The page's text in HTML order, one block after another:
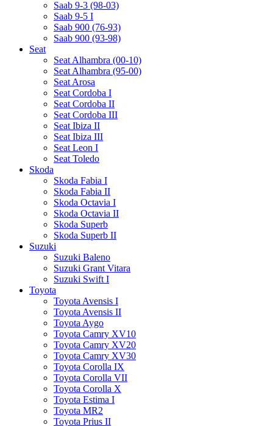
Saab 9-3 (98-03)
Saab 9-5 I
Saab 900 (76-93)
Saab 900 (93-98)
Seat
Seat Alhambra (00-10)
Seat Alhambra (95-00)
Seat Arosa
Seat Cordoba I
Seat Cordoba II
Seat Cordoba III
Seat Ibiza II
Seat Ibiza III
Seat Leon I
Seat Toledo
Skoda
Skoda Fabia I
Skoda Fabia II
Skoda Octavia I
Skoda Octavia II
Skoda Superb
Skoda Superb II
Suzuki
Suzuki Baleno
Suzuki Grant Vitara
Suzuki Swift I
Toyota
Toyota Avensis I
Toyota Avensis II
Toyota Aygo
Toyota Camry XV10
Toyota Camry XV20
Toyota Camry XV30
Toyota Corolla IX
Toyota Corolla VII
Toyota Corolla X
Toyota Estima I
Toyota MR2
Toyota Prius II